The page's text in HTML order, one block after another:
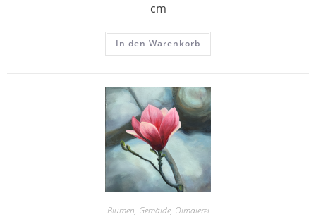
cm
In den Warenkorb
Blumen, Gemälde, Ölmalerei